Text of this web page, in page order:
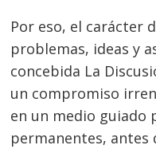
Por eso, el carácter
problemas, ideas y
concebida La
un compromiso
en un medio guiado
permanentes, antes